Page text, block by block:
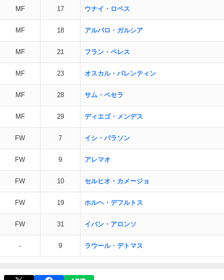
MF 17 ウナイ・ロペス
MF 18 アルバロ・ガルシア
MF 21 フラン・ペレス
MF 23 オスカル・バレンティン
MF 28 サム・ベセラ
MF 29 ディエゴ・メンデス
FW 7 イシ・パラソン
FW 9 アレマオ
FW 10 セルヒオ・カメージョ
FW 19 ホルヘ・デフルトス
FW 31 イバン・アロンソ
- 9 ラウール・デトマス